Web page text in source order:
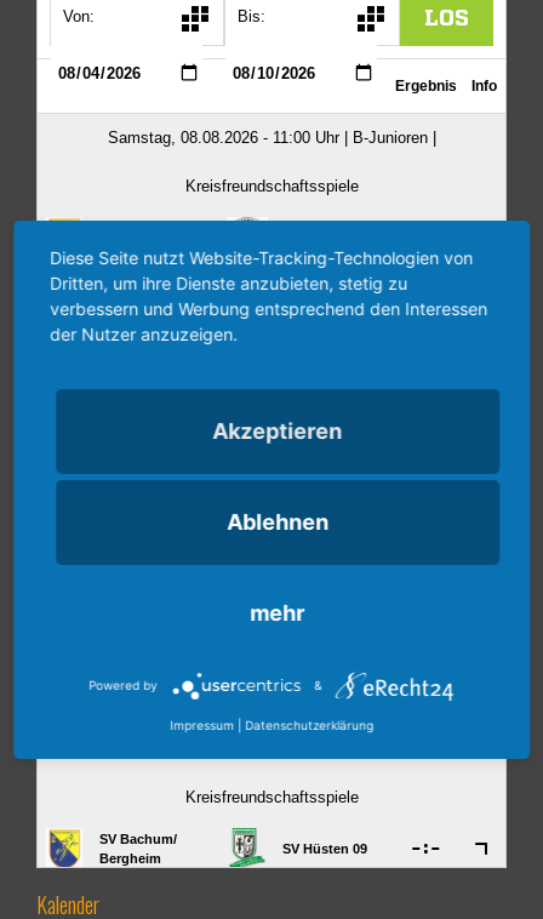
Kalender
Diese Seite nutzt Website-Tracking-Technologien von
Dritten, um ihre Dienste anzubieten, stetig zu
verbessern und Werbung entsprechend den Interessen
der Nutzer anzuzeigen.
Akzeptieren
Ablehnen
mehr
Powered by &
Impressum Datenschutzerklärung